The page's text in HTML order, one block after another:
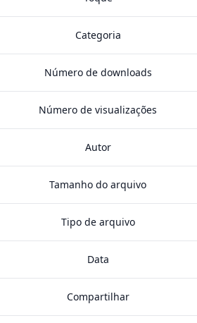
Categoria
Número de downloads
Número de visualizações
Autor
Tamanho do arquivo
Tipo de arquivo
Data
Compartilhar